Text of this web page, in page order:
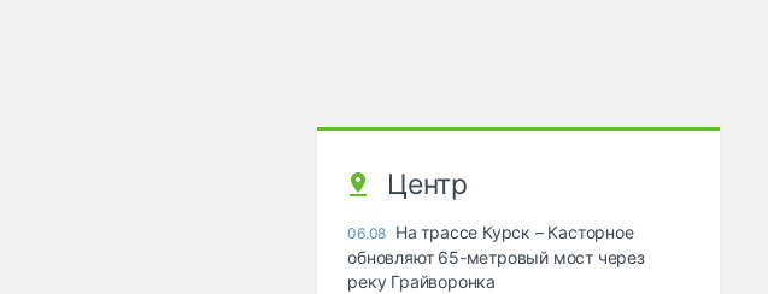
Центр
06.08 На трассе Курск – Касторное
обновляют 65-метровый мост через
реку Грайворонка